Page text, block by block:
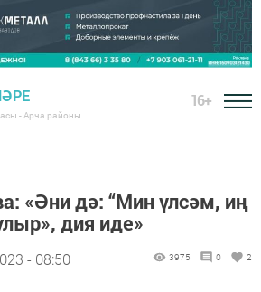
- Арча районы
16+
«Әни дә: “Мин үлсәм, иң
дия иде»
- 08:50 3975 0 2